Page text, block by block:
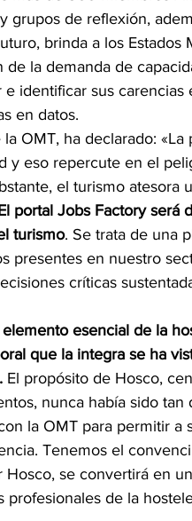
grupos de reflexión,
brinda a los Estados
la demanda de
e identificar sus carencias
en datos.
OMT, ha declarado: «La
y eso repercute en el
el turismo atesora
portal Jobs Factory será
turismo. Se trata de una
presentes en nuestro
críticas
elemento esencial de la
que la integra se ha
El propósito de Hosco,
nunca había sido tan
la OMT para permitir a
Tenemos el
se convertirá en
de la